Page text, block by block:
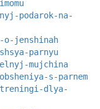
podarok-na-
jenshinah
parnyu
mujchina
s-parnem
dlya-